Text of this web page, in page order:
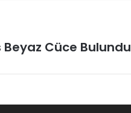
Cüce Bulundu